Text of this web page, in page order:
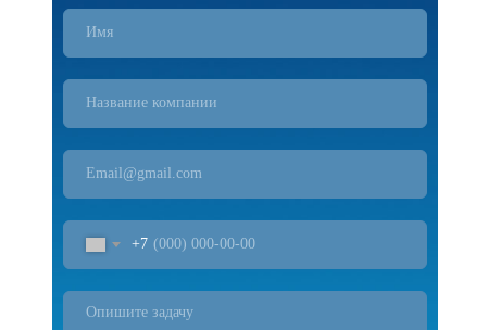
+7
info@konstanta-it.ru
помещение П6
Навигация
IT-Решения
Sales4food
Plan4food
Услуги
Вакансии
Отзывы